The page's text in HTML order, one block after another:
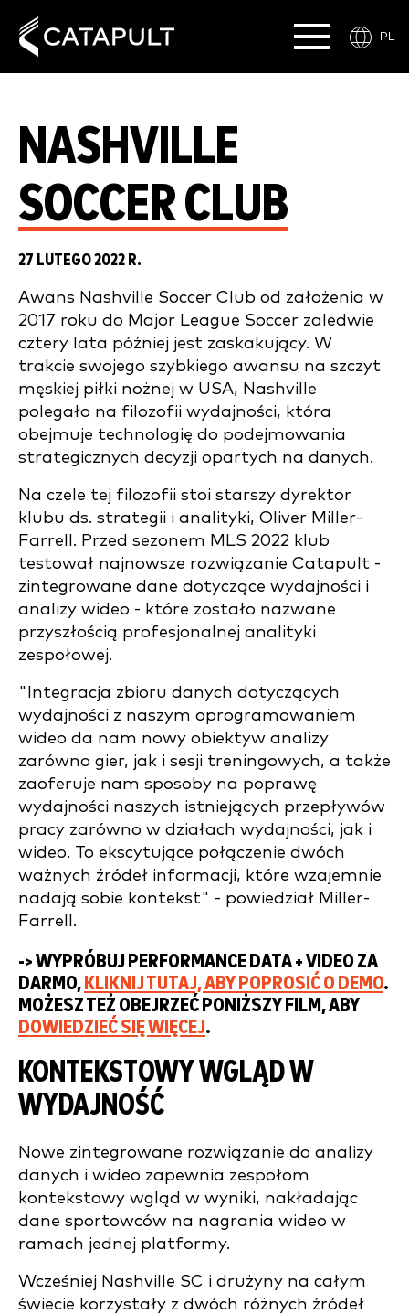
PL
NASHVILLE
SOCCER CLUB
27 LUTEGO 2022 R.
Awans Nashville Soccer Club od założenia w
2017 roku do Major League Soccer zaledwie
cztery lata później jest zaskakujący. W
trakcie swojego szybkiego awansu na szczyt
męskiej piłki nożnej w USA, Nashville
polegało na filozofii wydajności, która
obejmuje technologię do podejmowania
strategicznych decyzji opartych na danych.
Na czele tej filozofii stoi starszy dyrektor
klubu ds. strategii i analityki, Oliver Miller-
Farrell. Przed sezonem MLS 2022 klub
testował najnowsze rozwiązanie Catapult -
zintegrowane dane dotyczące wydajności i
analizy wideo - które zostało nazwane
przyszłością profesjonalnej analityki
zespołowej.
"Integracja zbioru danych dotyczących
wydajności z naszym oprogramowaniem
wideo da nam nowy obiektyw analizy
zarówno gier, jak i sesji treningowych, a także
zaoferuje nam sposoby na poprawę
wydajności naszych istniejących przepływów
pracy zarówno w działach wydajności, jak i
wideo. To ekscytujące połączenie dwóch
ważnych źródeł informacji, które wzajemnie
nadają sobie kontekst" - powiedział Miller-
Farrell.
-> WYPRÓBUJ PERFORMANCE DATA + VIDEO ZA
DARMO, KLIKNIJ TUTAJ, ABY POPROSIĆ O DEMO.
MOŻESZ TEŻ OBEJRZEĆ PONIŻSZY FILM, ABY
DOWIEDZIEĆ SIĘ WIĘCEJ.
KONTEKSTOWY WGLĄD W
WYDAJNOŚĆ
Nowe zintegrowane rozwiązanie do analizy
danych i wideo zapewnia zespołom
kontekstowy wgląd w wyniki, nakładając
dane sportowców na nagrania wideo w
ramach jednej platformy.
Wcześniej Nashville SC i drużyny na całym
świecie korzystały z dwóch różnych źródeł